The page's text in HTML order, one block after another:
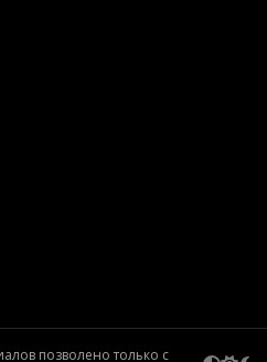
позволено только с